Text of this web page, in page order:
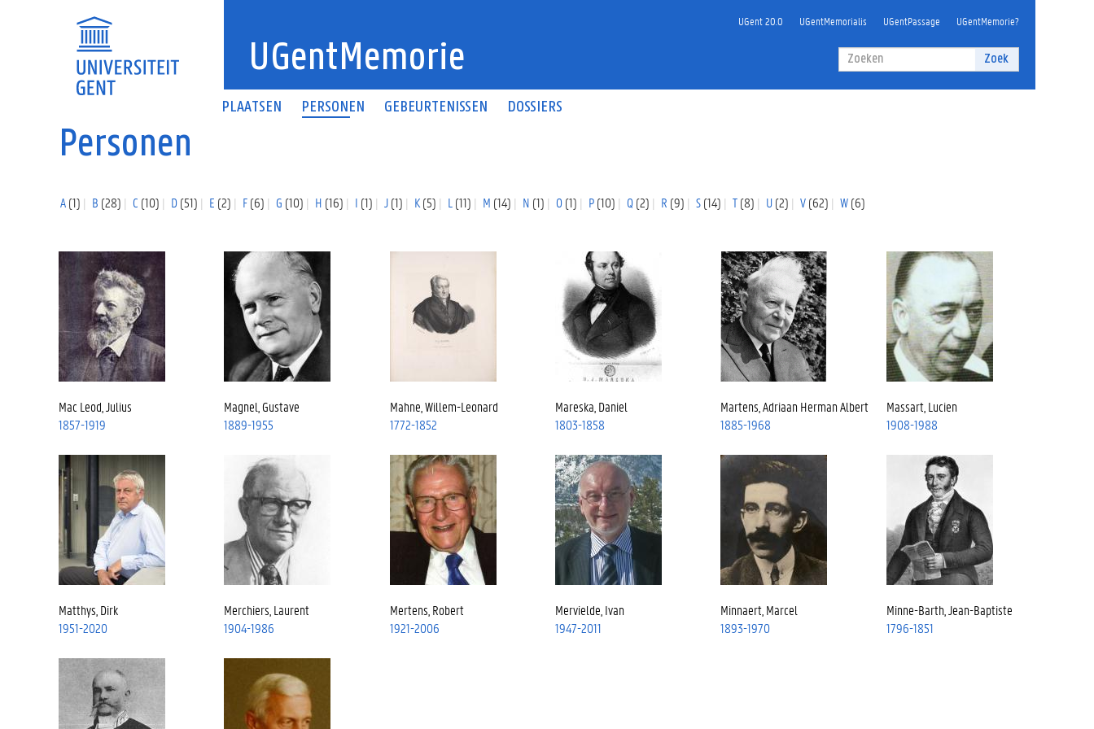
UGentMemorie Zoekveld Zoek
Zoeken
UGent 20.0 UGentMemorialis UGentPassage UGentMemorie?
PLAATSEN PERSONEN GEBEURTENISSEN DOSSIERS
Personen
A(1) B (28) C (10) D(51) E (2) F(6) G (10) H (16) I (1) J(1) K(5) L (11) M (14) N (1) O(1) P(10) Q(2) R (9) S(14) T(8) U(2) V(62) W(6)
Mac Leod, Julius
1857-1919
Magnel, Gustave
1889-1955
Mahne, Willem-Leonard
1772-1852
Mareska, Daniel
1803-1858
Martens, Adriaan Herman Albert
1885-1968
Massart, Lucien
1908-1988
Matthys, Dirk
1951-2020
Merchiers, Laurent
1904-1986
Mertens, Robert
1921-2006
Mervielde, Ivan
1947-2011
Minnaert, Marcel
1893-1970
Minne-Barth, Jean-Baptiste
1796-1851